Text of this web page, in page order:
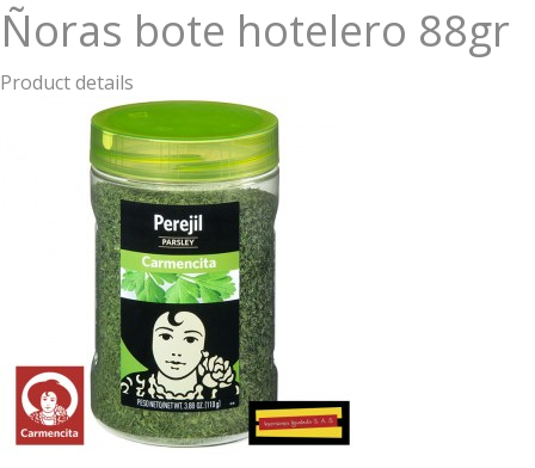
Ñoras bote hotelero 88gr
Product details